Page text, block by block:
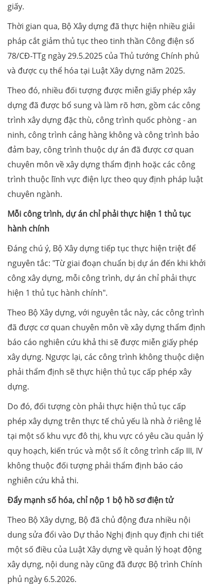
giấy.
Thời gian qua, Bộ Xây dựng đã thực hiện nhiều giải
pháp cắt giảm thủ tục theo tinh thần Công điện số
78/CĐ-TTg ngày 29.5.2025 của Thủ tướng Chính phủ
và được cụ thể hóa tại Luật Xây dựng năm 2025.
Theo đó, nhiều đối tượng được miễn giấy phép xây
dựng đã được bổ sung và làm rõ hơn, gồm các công
trình xây dựng đặc thù, công trình quốc phòng - an
ninh, công trình cảng hàng không và công trình bảo
đảm bay, công trình thuộc dự án đã được cơ quan
chuyên môn về xây dựng thẩm định hoặc các công
trình thuộc lĩnh vực điện lực theo quy định pháp luật
chuyên ngành.
Mỗi công trình, dự án chỉ phải thực hiện 1 thủ tục
hành chính
Đáng chú ý, Bộ Xây dựng tiếp tục thực hiện triệt để
nguyên tắc: "Từ giai đoạn chuẩn bị dự án đến khi khởi
công xây dựng, mỗi công trình, dự án chỉ phải thực
hiện 1 thủ tục hành chính".
Theo Bộ Xây dựng, với nguyên tắc này, các công trình
đã được cơ quan chuyên môn về xây dựng thẩm định
báo cáo nghiên cứu khả thi sẽ được miễn giấy phép
xây dựng. Ngược lại, các công trình không thuộc diện
phải thẩm định sẽ thực hiện thủ tục cấp phép xây
dựng.
Do đó, đối tượng còn phải thực hiện thủ tục cấp
phép xây dựng trên thực tế chủ yếu là nhà ở riêng lẻ
tại một số khu vực đô thị, khu vực có yêu cầu quản lý
quy hoạch, kiến trúc và một số ít công trình cấp III, IV
không thuộc đối tượng phải thẩm định báo cáo
nghiên cứu khả thi.
Đẩy mạnh số hóa, chỉ nộp 1 bộ hồ sơ điện tử
Theo Bộ Xây dựng, Bộ đã chủ động đưa nhiều nội
dung sửa đổi vào Dự thảo Nghị định quy định chi tiết
một số điều của Luật Xây dựng về quản lý hoạt động
xây dựng, nội dung này cũng đã được Bộ trình Chính
phủ ngày 6.5.2026.